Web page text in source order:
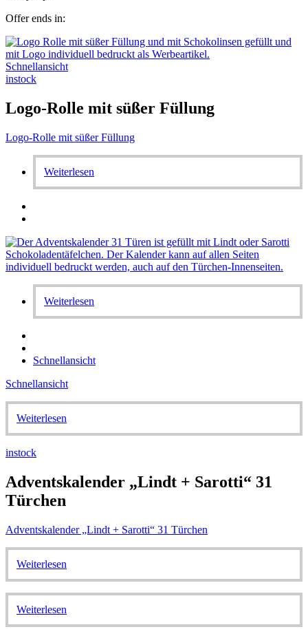
Offer ends in:
Schnellansicht
instock
Logo-Rolle mit süßer Füllung
Logo-Rolle mit süßer Füllung
Weiterlesen
Weiterlesen
Schnellansicht
Schnellansicht
Weiterlesen
instock
Adventskalender „Lindt + Sarotti“ 31
Türchen
Adventskalender „Lindt + Sarotti“ 31 Türchen
Weiterlesen
Weiterlesen